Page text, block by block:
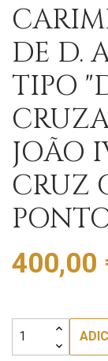
DE D.
TIPO
JOÃO
CRUZ
400,00